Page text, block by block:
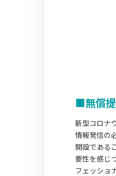
■無償
新型コロナ
情報発信の
開設である
要性を感じ
フェッショ